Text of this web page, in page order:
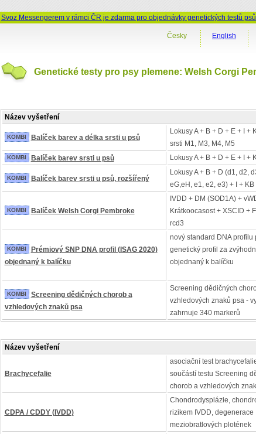
Svoz Messengerem v rámci ČR je zdarma pro objednávky genetických testů
English
Česky
Genetické testy pro psy plemene: Welsh Corgi
Název vyšetření
KOMBI Balíček barev a délka srsti u psů
Lokusy A + B + D + E + I +
srsti M1, M3, M4, M5
KOMBI Balíček barev srsti u psů Lokusy A + B + D + E + I +
KOMBI Balíček barev srsti u psů, rozšířený
Lokusy A + B + D (d1, d2,
eG,eH, e1, e2, e3) + I + KB
KOMBI Balíček Welsh Corgi Pembroke
IVDD + DM (SOD1A) +
Krátkoocasost + XSCID +
rcd3
KOMBI
Prémiový SNP DNA profil (ISAG 2020)
objednaný k balíčku
nový standard DNA profilu
genetický profil za
objednaný k balíčku
KOMBI
Screening dědičných chorob a
vzhledových znaků psa
Screening dědičných
vzhledových znaků psa -
zahrnuje 340 markerů
Název vyšetření
Brachycefalie
asociační test
součástí testu Screening
chorob a vzhledových
CDPA / CDDY (IVDD)
Chondrodysplázie,
rizikem IVDD, degenerace
meziobratlových plotének